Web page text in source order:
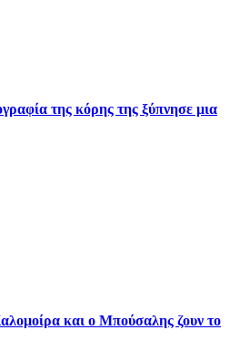
της κόρης της ξύπνησε μια
και ο Μπούσαλης ζουν το